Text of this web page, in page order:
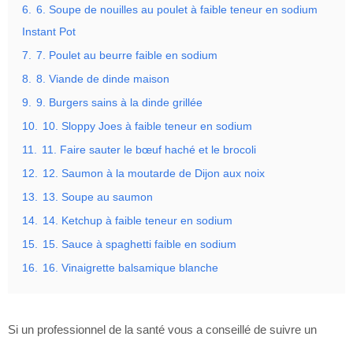
6. 6. Soupe de nouilles au poulet à faible teneur en sodium
Instant Pot
7. 7. Poulet au beurre faible en sodium
8. 8. Viande de dinde maison
9. 9. Burgers sains à la dinde grillée
10. 10. Sloppy Joes à faible teneur en sodium
11. 11. Faire sauter le bœuf haché et le brocoli
12. 12. Saumon à la moutarde de Dijon aux noix
13. 13. Soupe au saumon
14. 14. Ketchup à faible teneur en sodium
15. 15. Sauce à spaghetti faible en sodium
16. 16. Vinaigrette balsamique blanche
Si un professionnel de la santé vous a conseillé de suivre un